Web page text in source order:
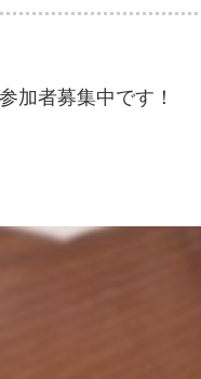
加者募集中です！